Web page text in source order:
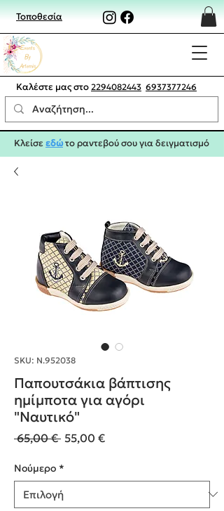
Τοποθεσία
Καλέστε μας στο 2294082443 6937377246
Κλείσεεδώτο ραντεβού σου για δειγματισμό
SKU: Ν.952038
Παπουτσάκια βάπτισης
ημίμποτα για αγόρι
"Ναυτικό"
65,00 € Κανονική
55,00 €Τιμή
Nούμερο *